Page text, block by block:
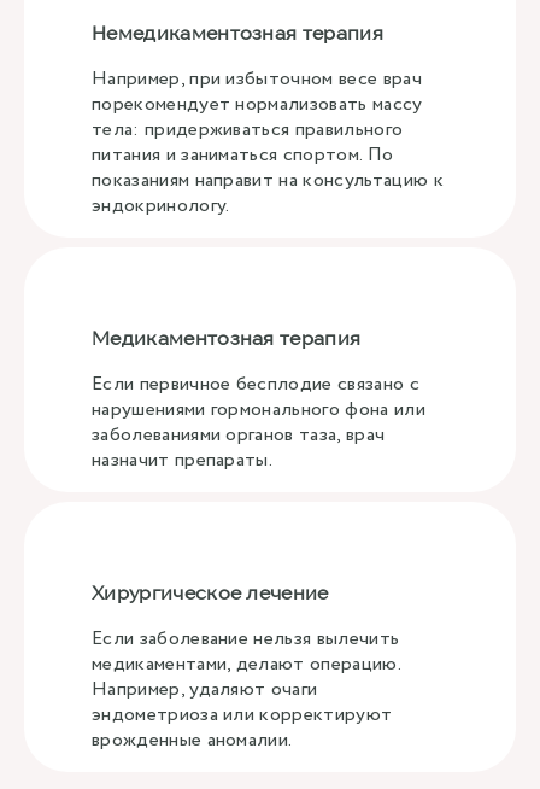
Немедикаментозная терапия
Например, при избыточном весе врач
порекомендует нормализовать массу
тела: придерживаться правильного
питания и заниматься спортом. По
показаниям направит на консультацию к
эндокринологу.
Медикаментозная терапия
Если первичное бесплодие связано с
нарушениями гормонального фона или
заболеваниями органов таза, врач
назначит препараты.
Хирургическое лечение
Если заболевание нельзя вылечить
медикаментами, делают операцию.
Например, удаляют очаги
эндометриоза или корректируют
врожденные аномалии.